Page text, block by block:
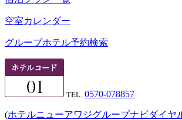
空室カレンダー
グループホテル予約検索
TEL. 0570-078857
(ホテルニューアワジグループナビダイヤ